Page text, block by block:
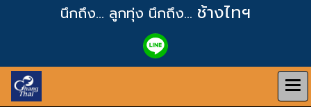
นึกถึง... ลูกทุ่ง นึกถึง... ช้างไทฯ